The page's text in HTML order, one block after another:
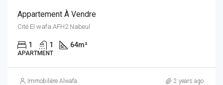
Appartement À Vendre
Cité El wafa AFH2 Nabeul
1 1 64m²
APARTMENT
Immobilière Alwafa 2 years ago